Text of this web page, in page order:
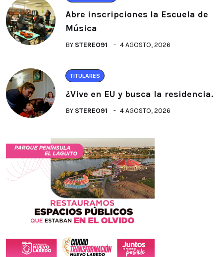
Abre inscripciones la Escuela de
Música
BY STEREO91 4 AGOSTO, 2026
TITULARES
¿Vive en EU y busca la residencia.
BY STEREO91 4 AGOSTO, 2026